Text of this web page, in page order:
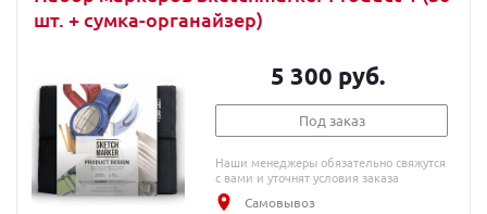
шт. + сумка-органайзер)
5 300 руб.
Под заказ
Наши менеджеры обязательно свяжутся
с вами и уточнят условия заказа
Самовывоз